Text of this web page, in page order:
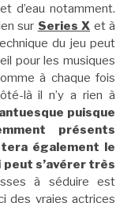
d’eau notamment.
sur Series X et à
du jeu peut
pour les musiques
à chaque fois
là il n’y a rien à
puisque
présents
également le
s’avérer très
à séduire est
des vraies actrices